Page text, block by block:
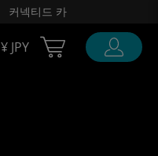
커넥티드 카
¥ JPY Cart Ubigi